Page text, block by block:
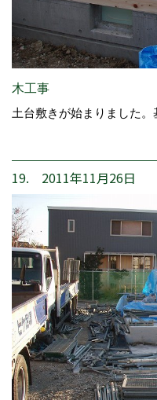
木工事
土台敷きが始まりました。
19. 2011年11月26日